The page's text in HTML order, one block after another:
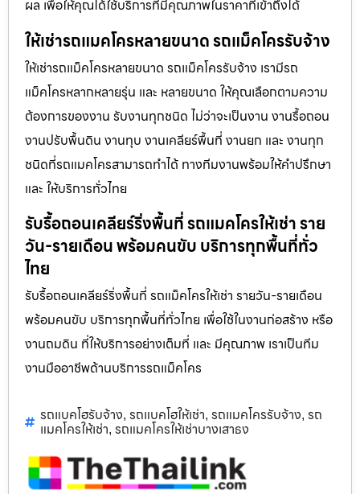
ผล เพื่อให้คุณได้ใช้บริการที่มีคุณภาพในราคาที่เข้าถึงได้
ให้เช่ารถแมคโครหลายขนาด รถแม็คโครรับจ้าง
ให้เช่ารถแม็คโครหลายขนาด รถแม็คโครรับจ้าง เรามีรถ
แม็คโครหลากหลายรุ่น และ หลายขนาด ให้คุณเลือกตามความ
ต้องการของงาน รับงานทุกชนิด ไม่ว่าจะเป็นงาน งานรื้อถอน
งานปรับพื้นดิน งานทุบ งานเคลียร์พื้นที่ งานยก และ งานทุก
ชนิดที่รถแมคโครสามารถทำได้ ทางทีมงานพร้อมให้คำปรึกษา
และ ให้บริการทั่วไทย
รับรื้อถอนเคลียร์ริ่งพื้นที่ รถแมคโครให้เช่า ราย
วัน-รายเดือน พร้อมคนขับ บริการทุกพื้นที่ทั่ว
ไทย
รับรื้อถอนเคลียร์ริ่งพื้นที่ รถแม็คโครให้เช่า รายวัน-รายเดือน
พร้อมคนขับ บริการทุกพื้นที่ทั่วไทย เพื่อใช้ในงานก่อสร้าง หรือ
งานถมดิน ที่ให้บริการอย่างเต็มที่ และ มีคุณภาพ เราเป็นทีม
งานมืออาชีพด้านบริการรถแม็คโคร
รถแบคโฮรับจ้าง, รถแบคโฮให้เช่า, รถแมคโครรับจ้าง, รถ
แมคโครให้เช่า, รถแมคโครให้เช่าบางเสาธง